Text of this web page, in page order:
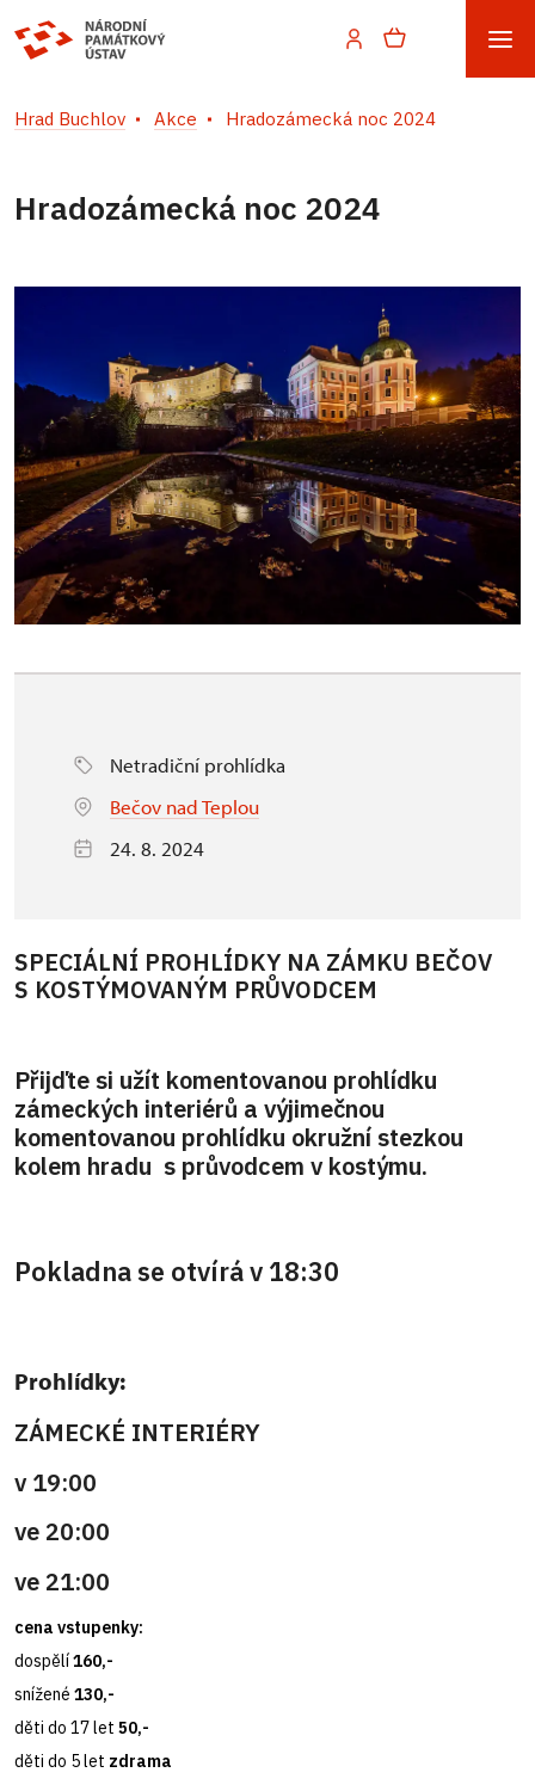
Hrad Buchlov Akce Hradozámecká noc 2024
Hradozámecká noc 2024
Netradiční prohlídka
Bečov nad Teplou
24. 8. 2024
SPECIÁLNÍ PROHLÍDKY NA ZÁMKU BEČOV
S KOSTÝMOVANÝM PRŮVODCEM
Přijďte si užít komentovanou prohlídku
zámeckých interiérů a výjimečnou
komentovanou prohlídku okružní stezkou
kolem hradu s průvodcem v kostýmu.
Pokladna se otvírá v 18:30
Prohlídky:
ZÁMECKÉ INTERIÉRY
v 19:00
ve 20:00
ve 21:00
cena vstupenky:
dospělí160,-
snížené 130,-
děti do 17 let 50,-
děti do 5 let zdrama